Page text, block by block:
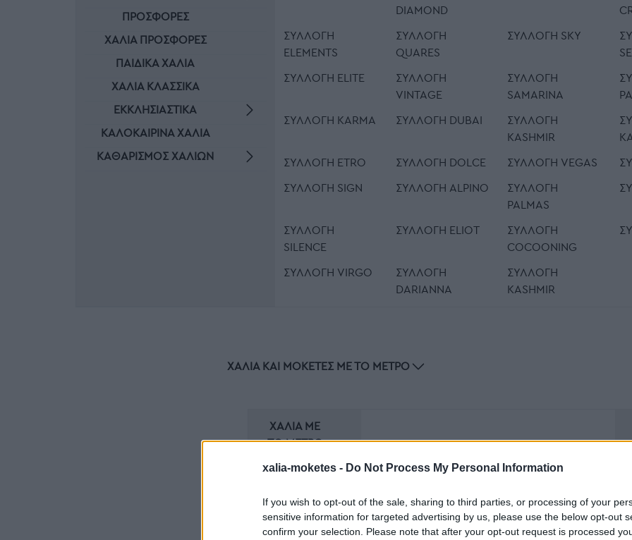
xalia-moketes - Do Not Process My Personal Information
If you wish to opt-out of the sale, sharing to third parties, or processing of your
sensitive information for targeted advertising by us, please use the below opt-out
confirm your selection. Please note that after your opt-out request is processed
ΠΡΟΣΦΟΡΕΣ
ΧΑΛΙΆ ΠΡΟΣΦΟΡΈΣ
ΠΑΙΔΙΚΆ ΧΑΛΙΆ
ΧΑΛΙΆ ΚΛΑΣΣΙΚΆ
ΕΚΚΛΗΣΙΑΣΤΙΚΆ
ΚΑΛΟΚΑΙΡΙΝΆ ΧΑΛΙΆ
ΚΑΘΑΡΙΣΜΌΣ ΧΑΛΙΏΝ
DIAMOND
ΣΥΛΛΟΓΉ
ELEMENTS
ΣΥΛΛΟΓΉ
QUARES
ΣΥΛΛΟΓΉ SKY
ΣΥΛΛΟΓΉ ELITE
ΣΥΛΛΟΓΉ
VINTAGE
ΣΥΛΛΟΓΉ
SAMARINA
ΣΥΛΛΟΓΉ KARMA ΣΥΛΛΟΓΉ DUBAI
ΣΥΛΛΟΓΉ
KASHMIR
ΣΥΛΛΟΓΉ ETRO ΣΥΛΛΟΓΉ DOLCE ΣΥΛΛΟΓΉ VEGAS
ΣΥΛΛΟΓΉ SIGN ΣΥΛΛΟΓΉ ALPINO
ΣΥΛΛΟΓΉ
PALMAS
ΣΥΛΛΟΓΉ
SILENCE
ΣΥΛΛΟΓΉ ELIOT
ΣΥΛΛΟΓΉ
COCOONING
ΣΥΛΛΟΓΉ VIRGO
ΣΥΛΛΟΓΉ
DARIANNA
ΣΥΛΛΟΓΉ
KASHMIR
ΧΑΛΙΆ ΚΑΙ ΜΟΚΈΤΕΣ ΜΕ ΤΟ ΜΈΤΡΟ
ΧΑΛΙΆ ΜΕ
ΤΟ ΜΈΤΡΟ
ΜΟΚΈΤΕΣ
ΆΣ
ΜΟΚΈΤΕΣ